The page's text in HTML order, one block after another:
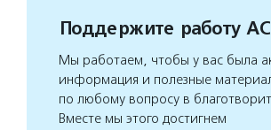
Поддержите работу
Мы работаем, чтобы у вас была
информация и полезные
по любому вопросу в
Вместе мы этого достигнем